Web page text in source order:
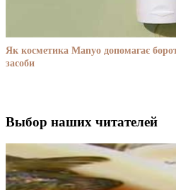
Як косметика Manyo допомагає
засоби
Выбор наших читателей